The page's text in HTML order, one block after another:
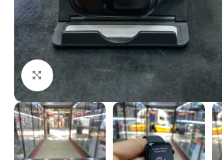
Click to enlarge